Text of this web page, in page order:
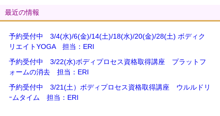
最近の情報
予約受付中 3/4(水)/6(金)/14(土)/18(水)/20(金)/28(土) ボディク
リエイトYOGA 担当：ERI
予約受付中 3/22(水)ボディプロセス資格取得講座 プラットフ
ォームの消去 担当：ERI
予約受付中 3/21(土）ボディプロセス資格取得講座 ウルルドリ
ｰムタイム 担当：ERI